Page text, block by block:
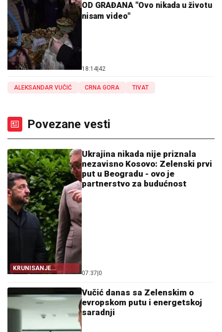
OD GRAĐANA "Ovo nikada u životu
nisam video"
18:14 42
ALEKSANDAR VUČIĆ CRNA GORA TIVAT
Povezane vesti
KRUNISANJE
ŠIROKOG SPEKTRA
DOGOVORA
Ukrajina nikada nije priznala
nezavisno Kosovo: Zelenski prvi
put u Beogradu - ovo je
partnerstvo za budućnost
07:37 0
Vučić danas sa Zelenskim o
evropskom putu i energetskoj
saradnji